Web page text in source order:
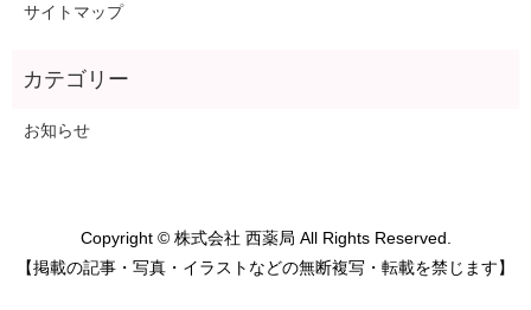
サイトマップ
お知らせ
Copyright © 株式会社 西薬局 All Rights Reserved.
【掲載の記事・写真・イラストなどの無断複写・転載を禁じます】